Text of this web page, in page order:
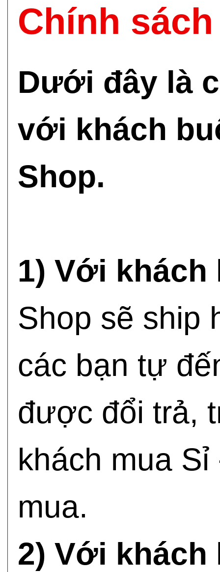
Chính
Dưới đây là
với khách
Shop.
1) Với khách
Shop sẽ ship
các bạn tự
được đổi trả,
khách mua
mua.
2) Với